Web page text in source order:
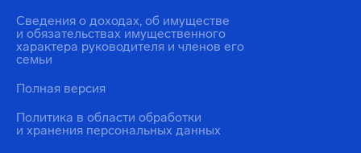
Политика в области обработки
и хранения персональных данных
Сведения о доходах, об имуществе
и обязательствах имущественного
характера руководителя и членов его
семьи
Полная версия